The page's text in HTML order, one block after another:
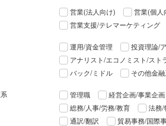
営業(法人向け) 営業(個人
営業支援/テレマーケティング
運用/資金管理
投資理論/
アナリスト/エコノミスト/スト
バック/ミドル
その他金
管理職 経営企画/事業企画
総務/人事/労務/教育
法務/
通訳/翻訳
貿易事務/国際